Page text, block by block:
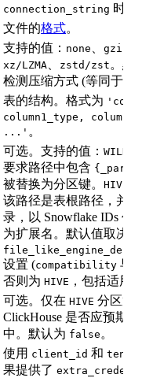
connection_string 时
文件的格式。
支持的值： none
gzip/
xz/LZMA
zstd/zst 。默
检测压缩方式 (等同于设
表的结构。格式为
column1_type,
...' 。
可选。支持的值：
要求路径中包含
被替换为分区键。 HIVE
该路径是表根路径，并
录，以 Snowflake IDs
为扩展名。默认值取决于
设置 (compatibility 早
否则为 HIVE ，包括适用
可选。仅在 HIVE 分区策
ClickHouse 是否应预期
中。默认为 false 。
使用 client_id 和
果提供了